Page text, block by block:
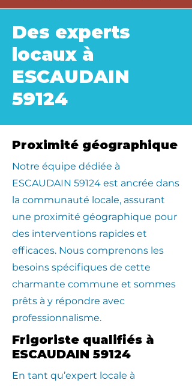
Des experts
locaux à
ESCAUDAIN
59124
Proximité géographique
​Notre équipe dédiée à
ESCAUDAIN 59124 est ancrée dans
la communauté locale, assurant
une proximité géographique pour
des interventions rapides et
efficaces. Nous comprenons les
besoins spécifiques de cette
charmante commune et sommes
prêts à y répondre avec
professionnalisme.
Frigoriste qualifiés à
ESCAUDAIN 59124
En tant qu’expert locale à